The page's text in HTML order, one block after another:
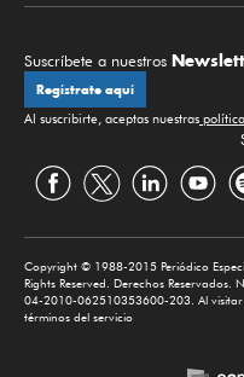
Suscríbete a nuestros
Regístrate aquí
Al suscribirte, aceptas nuestras
Copyright © 1988-2015 Periódico
Rights Reserved. Derechos
04-2010-062510353600-203. Al visitar
términos del servicio